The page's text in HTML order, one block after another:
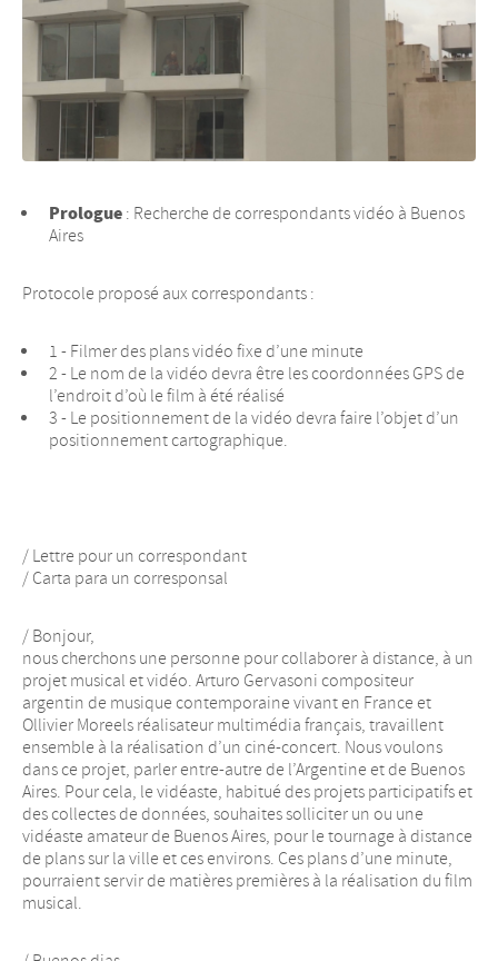
Prologue : Recherche de correspondants vidéo à Buenos
Aires
Protocole proposé aux correspondants :
1 - Filmer des plans vidéo fixe d’une minute
2 - Le nom de la vidéo devra être les coordonnées GPS de
l’endroit d’où le film à été réalisé
3 - Le positionnement de la vidéo devra faire l’objet d’un
positionnement cartographique.
/ Lettre pour un correspondant
/ Carta para un corresponsal
/ Bonjour,
nous cherchons une personne pour collaborer à distance, à un
projet musical et vidéo. Arturo Gervasoni compositeur
argentin de musique contemporaine vivant en France et
Ollivier Moreels réalisateur multimédia français, travaillent
ensemble à la réalisation d’un ciné-concert. Nous voulons
dans ce projet, parler entre-autre de l’Argentine et de Buenos
Aires. Pour cela, le vidéaste, habitué des projets participatifs et
des collectes de données, souhaites solliciter un ou une
vidéaste amateur de Buenos Aires, pour le tournage à distance
de plans sur la ville et ces environs. Ces plans d’une minute,
pourraient servir de matières premières à la réalisation du film
musical.